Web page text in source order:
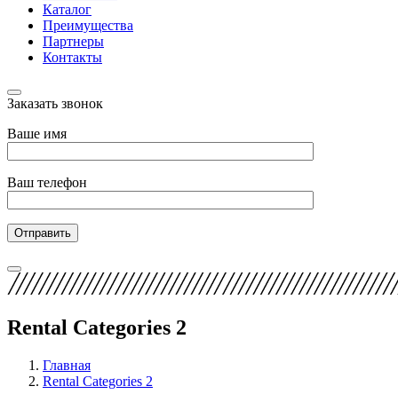
Каталог
Преимущества
Партнеры
Контакты
Заказать звонок
Ваше имя
Ваш телефон
Rental Categories 2
Главная
Rental Categories 2